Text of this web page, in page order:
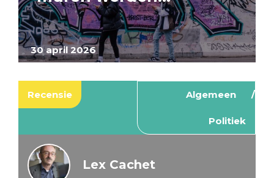
30 april 2026
Recensie Algemeen
Politiek
Lex Cachet